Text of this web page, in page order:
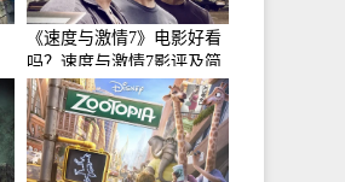
《速度与激情7》电影好看
吗？速度与激情7影评及简
介